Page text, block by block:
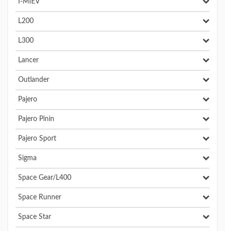
I-MIEV
L200
L300
Lancer
Outlander
Pajero
Pajero Pinin
Pajero Sport
Sigma
Space Gear/L400
Space Runner
Space Star